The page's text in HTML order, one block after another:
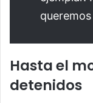
queremos
Hasta el
detenidos